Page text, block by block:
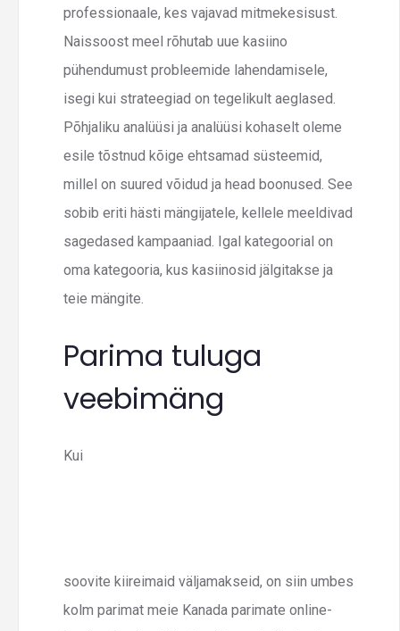
professionaale, kes vajavad mitmekesisust.
Naissoost meel rõhutab uue kasiino
pühendumust probleemide lahendamisele,
isegi kui strateegiad on tegelikult aeglased.
Põhjaliku analüüsi ja analüüsi kohaselt oleme
esile tõstnud kõige ehtsamad süsteemid,
millel on suured võidud ja head boonused. See
sobib eriti hästi mängijatele, kellele meeldivad
sagedased kampaaniad. Igal kategoorial on
oma kategooria, kus kasiinosid jälgitakse ja
teie mängite.
Parima tuluga
veebimäng
Kui
soovite kiireimaid väljamakseid, on siin umbes
kolm parimat meie Kanada parimate online-